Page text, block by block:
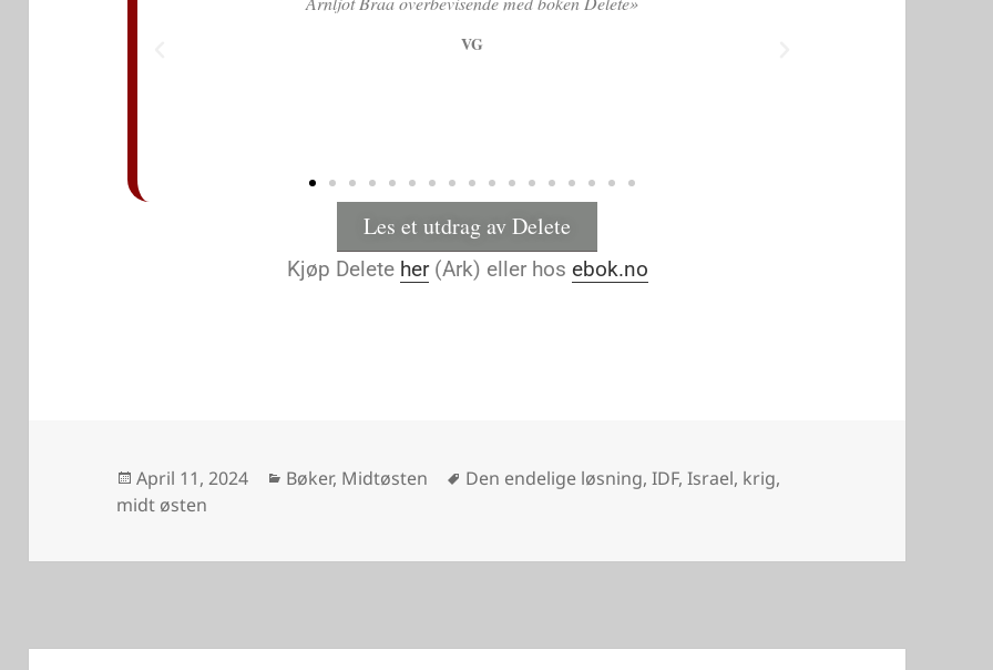
Knut Olav Åmås, Dagbladet
Les et utdrag av Delete
Kjøp Delete her(Ark) eller hos ebok.no
April 11, 2024 Bøker, Midtøsten Den endelige løsning,IDF,Israel, krig,
midt østen